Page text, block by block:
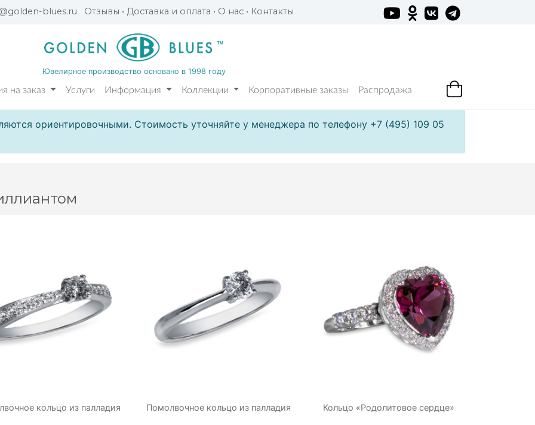
blues.ru Отзывы • Доставка и оплата • О нас • Контакты
Ювелирное производство основано в 1998 году
на заказ Услуги Информация Коллекции Корпоративные заказы Распродажа
ориентировочными. Стоимость уточняйте у менеджера по телефону +7 (495) 109 05
кольцо из палладия Помолвочное кольцо из палладия Кольцо «Родолитовое сердце»